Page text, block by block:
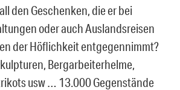
den Geschenken, die er bei
oder auch Auslandsreisen
der Höflichkeit entgegennimmt?
Bergarbeiterhelme,
usw … 13.000 Gegenstände